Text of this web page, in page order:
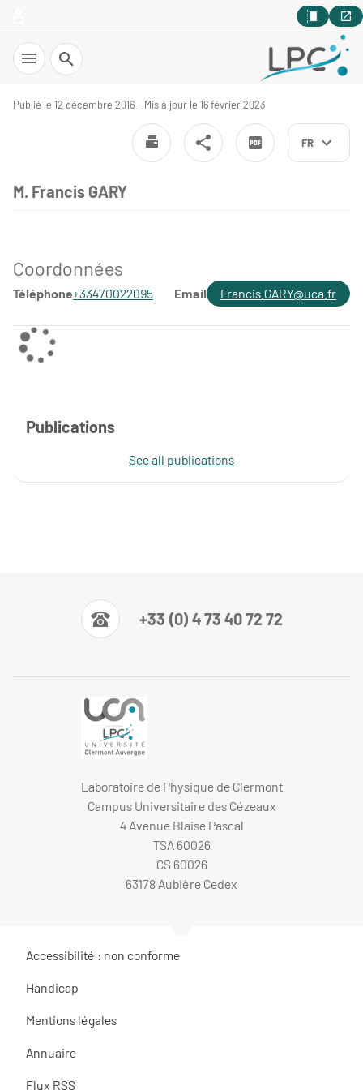
Recherche
FR
Publié le 12 décembre 2016 - Mis à jour le 16 février 2023
M. Francis GARY
Coordonnées
Téléphone+33470022095 Email Francis.GARY@uca.fr
Publications
See all publications
+33 (0) 4 73 40 72 72
Laboratoire de Physique de Clermont
Campus Universitaire des Cézeaux
4 Avenue Blaise Pascal
TSA 60026
CS 60026
63178 Aubière Cedex
Accessibilité : non conforme
Handicap
Mentions légales
Annuaire
Flux RSS